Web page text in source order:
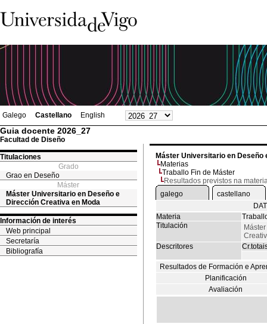
Galego Castellano English
Guia docente 2026_27
Facultad de Diseño
Titulaciones
Grado
Grao en Deseño
Máster
Máster Universitario en Deseño e
Dirección Creativa en Moda
Información de interés
Web principal
Secretaría
Bibliografía
Máster Universitario en Deseño
Materias
Traballo Fin de Máster
Resultados previstos na
galego
castellano
Materia
Titulación
Descritores
Resultados de Formación e
Planificación
Avaliación